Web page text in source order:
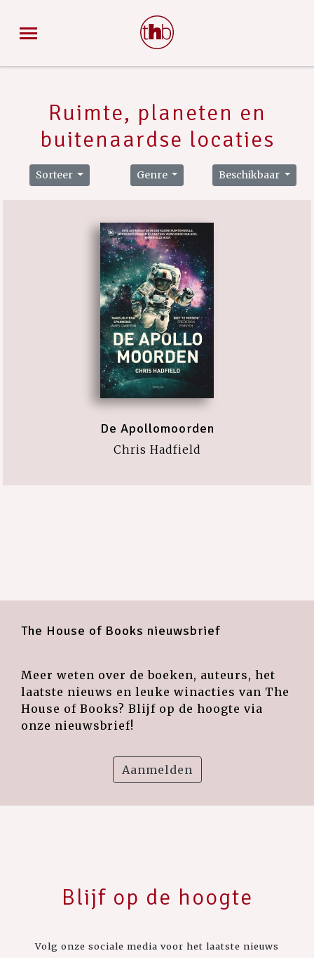
Ruimte, planeten en
buitenaardse locaties
Sorteer Genre Beschikbaar
De Apollomoorden
Chris Hadfield
The House of Books nieuwsbrief
Meer weten over de boeken, auteurs, het
laatste nieuws en leuke winacties van The
House of Books? Blijf op de hoogte via
onze nieuwsbrief!
Aanmelden
Blijf op de hoogte
Volg onze sociale media voor het laatste nieuws